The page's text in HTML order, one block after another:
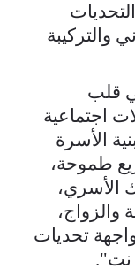
والتركيبة
قلب
اجتماعية
الأسرة
طموحة،
الأسري،
والزواج،
تحديات
نت".